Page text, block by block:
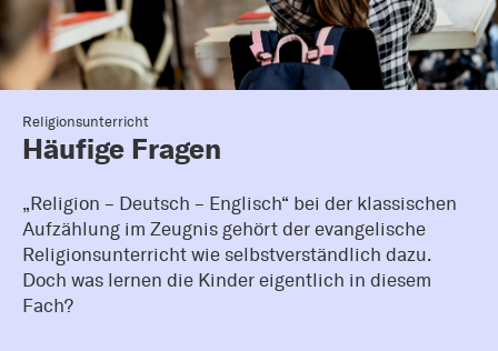
Religionsunterricht
Häufige Fragen
„Religion – Deutsch – Englisch“ bei der klassischen
Aufzählung im Zeugnis gehört der evangelische
Religionsunterricht wie selbstverständlich dazu.
Doch was lernen die Kinder eigentlich in diesem
Fach?